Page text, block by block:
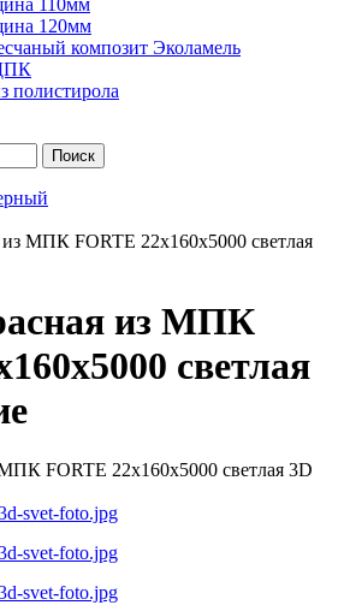
110мм
120мм
композит Эколамель
полистирола
Поиск
из МПК FORTE 22х160х5000 светлая
из МПК
светлая